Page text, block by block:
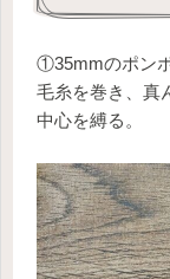
①35mmのポン
毛糸を巻き、真
中心を縛る。